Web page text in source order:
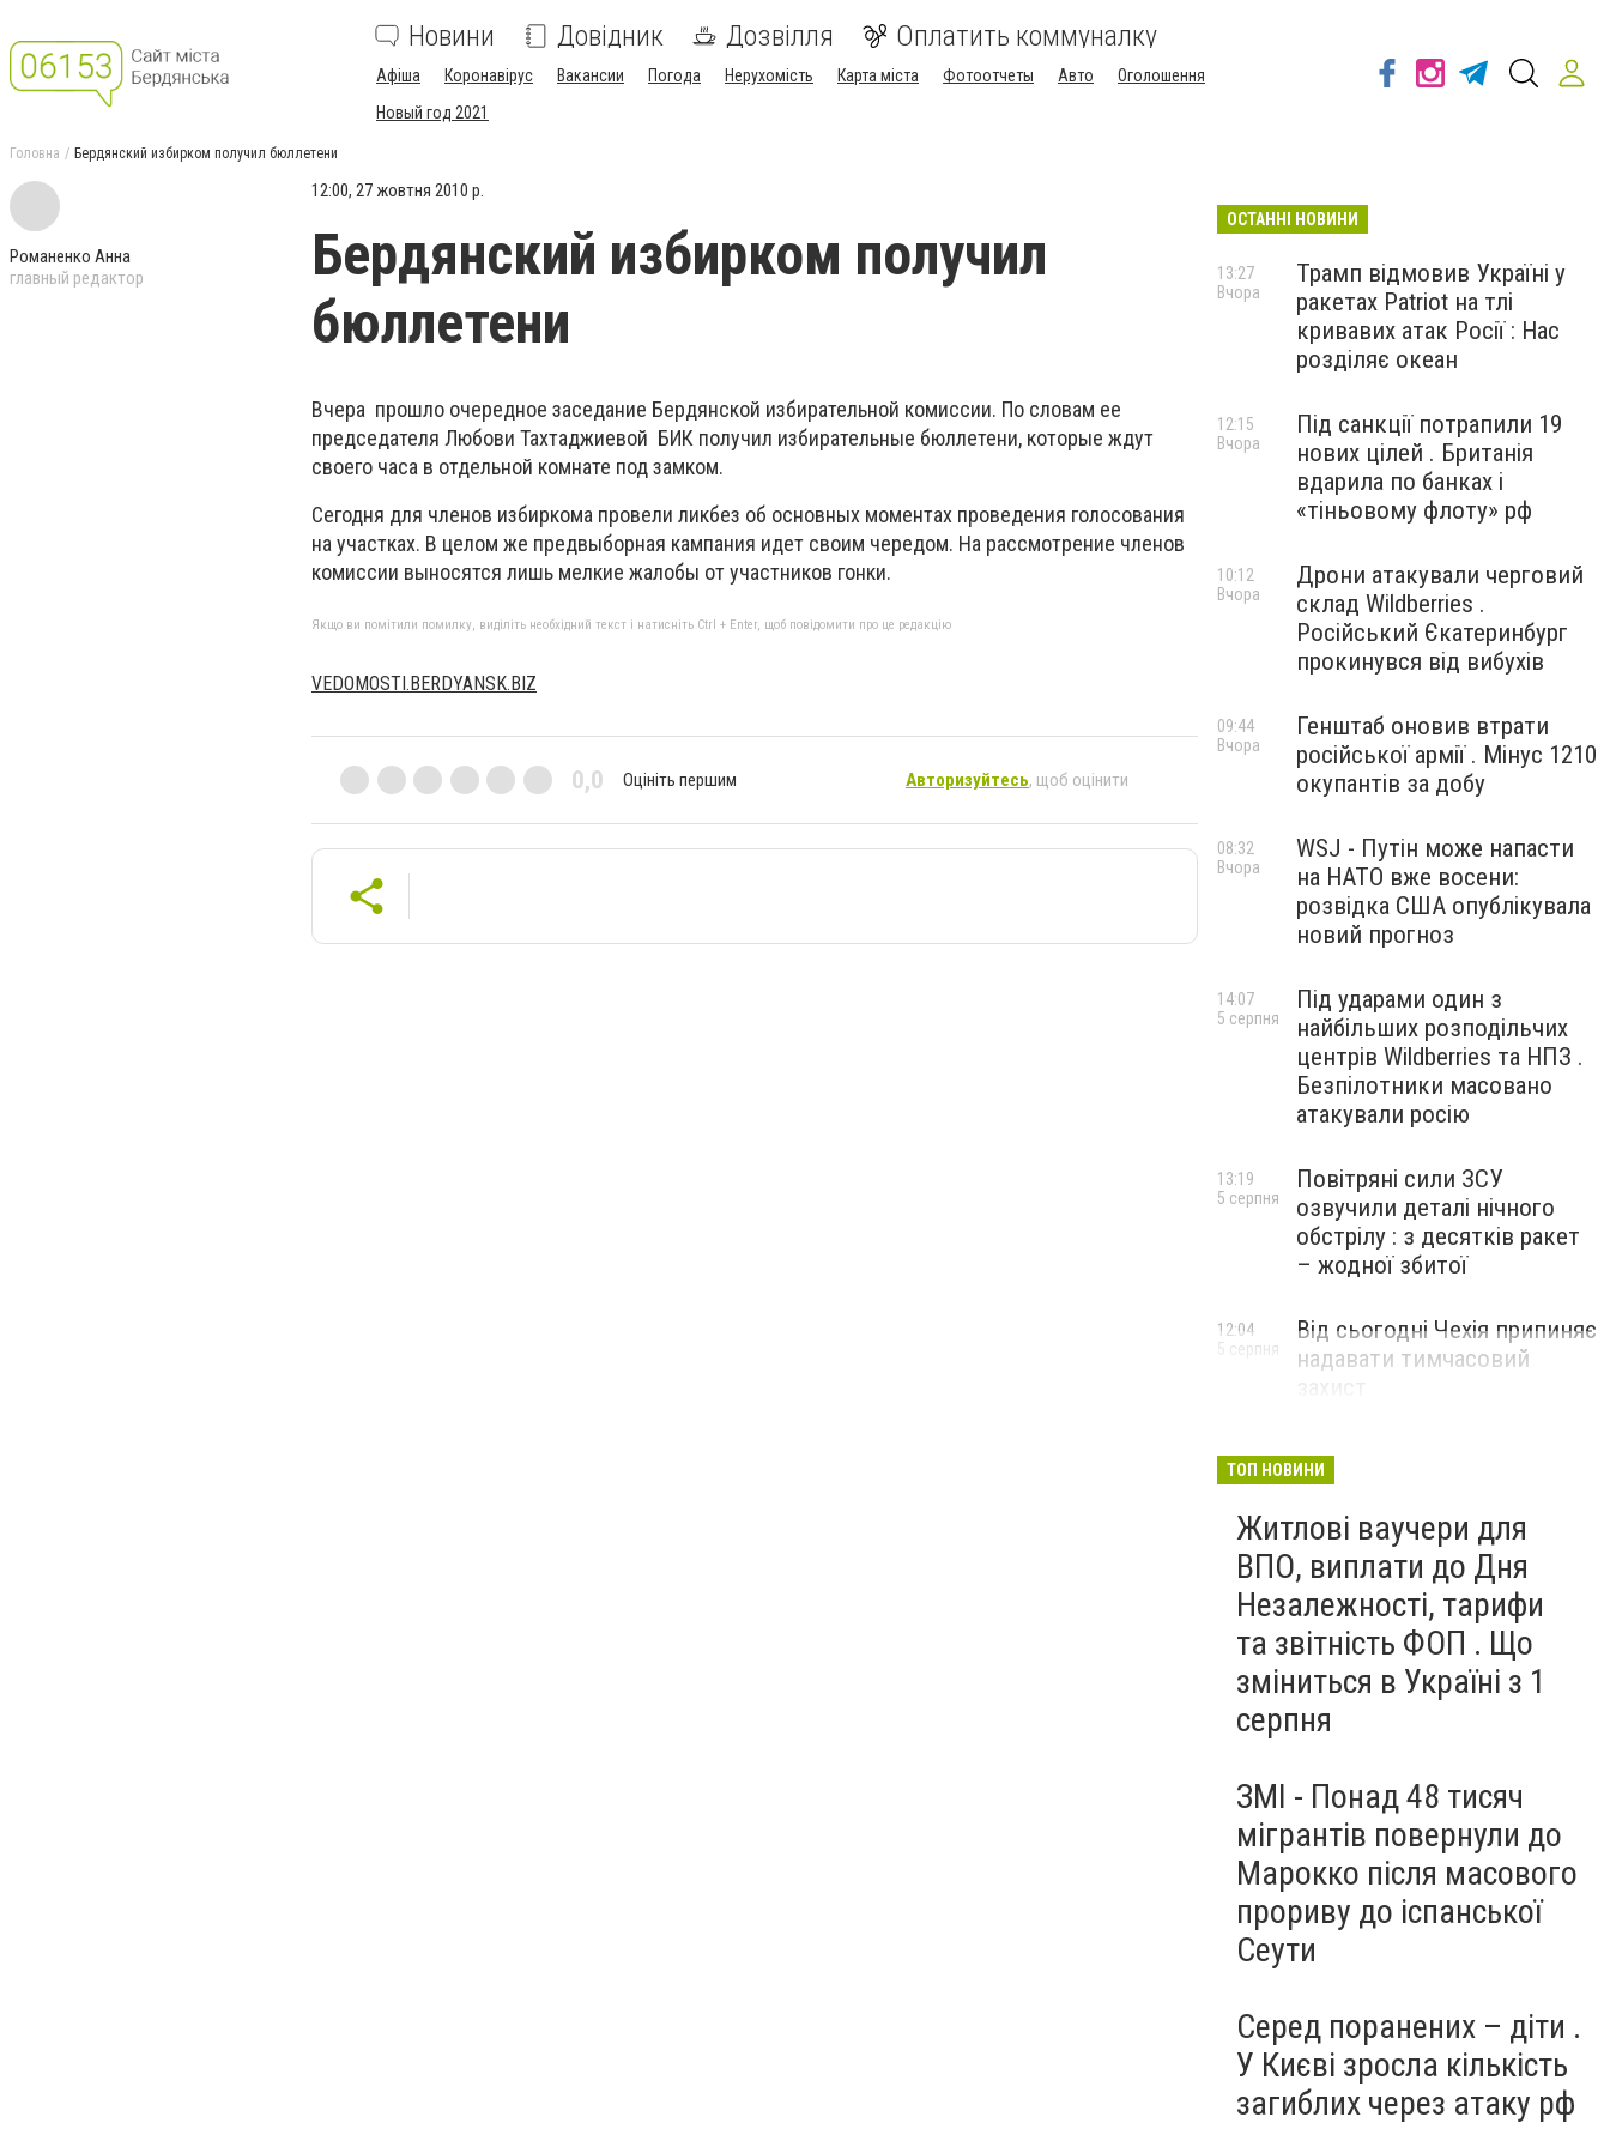
Новини Довідник Дозвілля Оплатить коммуналку
Афіша Коронавірус Вакансии Погода Нерухомість Карта міста Фотоотчеты Авто
Оголошення
Новый год 2021
Головна Бердянский избирком получил бюллетени
Романенко Анна
главный редактор
12:00, 27 жовтня 2010 р.
Бердянский избирком получил
бюллетени
Вчера прошло очередное заседание Бердянской избирательной комиссии. По словам ее
председателя Любови Тахтаджиевой БИК получил избирательные бюллетени, которые ждут
своего часа в отдельной комнате под замком.
Сегодня для членов избиркома провели ликбез об основных моментах проведения голосования
на участках. В целом же предвыборная кампания идет своим чередом. На рассмотрение членов
комиссии выносятся лишь мелкие жалобы от участников гонки.
Якщо ви помітили помилку, виділіть необхідний текст і натисніть Ctrl + Enter, щоб повідомити про це редакцію
VEDOMOSTI.BERDYANSK.BIZ
0,0 Оцініть першим Авторизуйтесь, щоб оцінити
ОСТАННІ НОВИНИ
Трамп відмовив Україні у
ракетах Patriot на тлі
кривавих атак Росії : Нас
розділяє океан
13:27
Вчора
Під санкції потрапили 19
нових цілей . Британія
вдарила по банках і
«тіньовому флоту» рф
12:15
Вчора
Дрони атакували черговий
склад Wildberries .
Російський Єкатеринбург
прокинувся від вибухів
10:12
Вчора
Генштаб оновив втрати
російської армії . Мінус 1210
окупантів за добу
09:44
Вчора
WSJ - Путін може напасти
на НАТО вже восени:
розвідка США опублікувала
новий прогноз
08:32
Вчора
Під ударами один з
найбільших розподільчих
центрів Wildberries та НПЗ .
Безпілотники масовано
атакували росію
14:07
5 серпня
Повітряні сили ЗСУ
озвучили деталі нічного
обстрілу : з десятків ракет
– жодної збитої
13:19
5 серпня
Від сьогодні Чехія припиняє
надавати тимчасовий
12:04
5 серпня
ТОП НОВИНИ
Житлові ваучери для
ВПО, виплати до Дня
Незалежності, тарифи
та звітність ФОП . Що
зміниться в Україні з 1
серпня
ЗМІ - Понад 48 тисяч
мігрантів повернули до
Марокко після масового
прориву до іспанської
Сеути
Серед поранених – діти .
У Києві зросла кількість
загиблих через атаку рф